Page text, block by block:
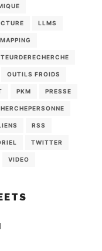
LLMS
OUTILS FROIDS
PKM PRESSE
RSS
TWITTER
VIDEO